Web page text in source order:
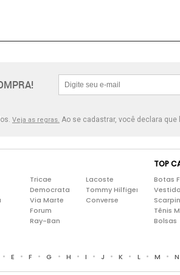
Veja as regras. Ao se cadastrar, você declara
Tricae
Democrata
Via Marte
Forum
Ray-Ban
Lacoste
Tommy Hilfiger
Converse
TOP
Botas
Scarpin
Tênis
Bolsas
• E • F • G • H • I • J • K • L • M • N